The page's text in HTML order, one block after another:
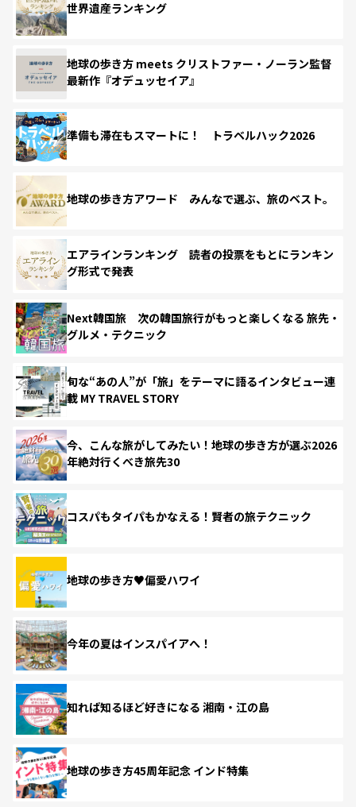
世界遺産ランキング
地球の歩き方 meets クリストファー・ノーラン監督
最新作『オデュッセイア』
準備も滞在もスマートに！ トラベルハック2026
地球の歩き方アワード みんなで選ぶ、旅のベスト。
エアラインランキング 読者の投票をもとにランキン
グ形式で発表
Next韓国旅 次の韓国旅行がもっと楽しくなる 旅先・
グルメ・テクニック
旬な“あの人”が「旅」をテーマに語るインタビュー連
載 MY TRAVEL STORY
今、こんな旅がしてみたい！地球の歩き方が選ぶ2026
年絶対行くべき旅先30
コスパもタイパもかなえる！賢者の旅テクニック
地球の歩き方♥偏愛ハワイ
今年の夏はインスパイアへ！
知れば知るほど好きになる 湘南・江の島
地球の歩き方45周年記念 インド特集